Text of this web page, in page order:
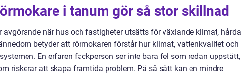
i tanum gör så stor skillnad
avgörande när hus och fastigheter utsätts för växlande klimat, hårda
betyder att rörmokaren förstår hur klimat, vattenkvalitet och
En erfaren fackperson ser inte bara fel som redan uppstått,
riskerar att skapa framtida problem. På så sätt kan en mindre